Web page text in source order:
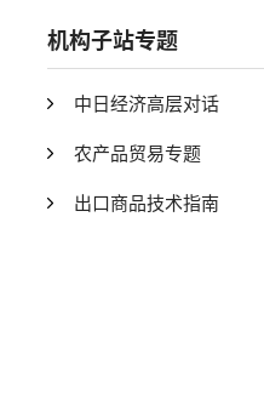
机构子站专题
中日经济高层对话
农产品贸易专题
出口商品技术指南